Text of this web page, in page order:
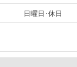
日曜日･休日